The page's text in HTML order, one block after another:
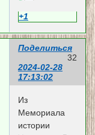
+1
Поделиться
32
2024-02-28
17:13:02
Из
Мемориала
истории